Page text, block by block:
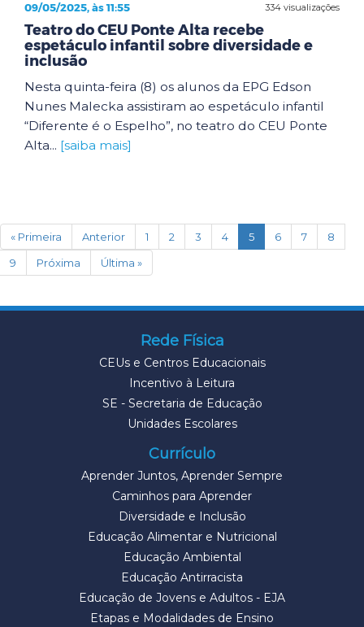
334 visualizações
09/05/2025, às 11:55
Teatro do CEU Ponte Alta recebe
espetáculo infantil sobre diversidade e
inclusão
Nesta quinta-feira (8) os alunos da EPG Edson
Nunes Malecka assistiram ao espetáculo infantil
“Diferente é o Espelho”, no teatro do CEU Ponte
Alta... [saiba mais]
« Primeira Anterior 1 2 3 4 5(current)
6 7
8
9
Próxima Última »
Rede Física
CEUs e Centros Educacionais
Incentivo à Leitura
SE - Secretaria de Educação
Unidades Escolares
Currículo
Aprender Juntos, Aprender Sempre
Caminhos para Aprender
Diversidade e Inclusão
Educação Alimentar e Nutricional
Educação Ambiental
Educação Antirracista
Educação de Jovens e Adultos - EJA
Etapas e Modalidades de Ensino